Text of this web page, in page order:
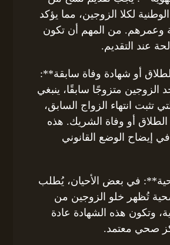
لكلا الزوجين، مما يؤكد
وعمرهم. من المهم أن تكون
عند التقديم.
أو شهادة وفاة سابقة**:
متزوجًا سابقًا، ينبغي
تثبت انتهاء الزواج السابق،
أو وفاة الشريك. هذه
إيضاح الوضع القانوني
في بعض الأحيان، يُطلب
تُظهر خلو الزوجين من
وتكون هذه الشهادة عادة
صحي معتمد.